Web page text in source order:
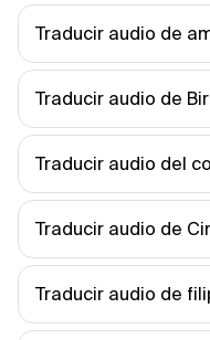
Traducir audio de
Traducir audio de
Traducir audio del
Traducir audio de
Traducir audio de